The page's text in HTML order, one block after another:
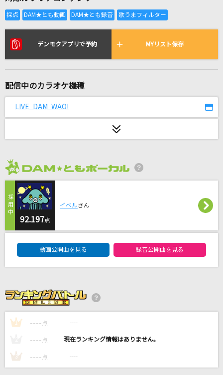
全国りれき
リアルタイムで歌われている曲の一覧
このまま君だけを奪い去りたい
少女レイ
back number
雨
I Amai Me Mind
CUTIE STREET
お姫様の作り方
＝LOVE
[生音]奥飛騨慕情
FIRE!!
デンモクアプリで予約 MYリスト保存
配信中のカラオケ機種
LIVE DAM WAO!
92.197点
イベルさん
動画公開曲を見る 録音公開曲を見る
1 ---- 点 ----
---- 点 ----
3 ---- 点 ----